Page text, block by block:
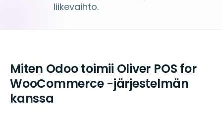
liikevaihto.
Miten Odoo toimii Oliver POS for
WooCommerce -järjestelmän
kanssa